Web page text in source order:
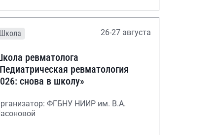
Школа 26-27 августа
ревматолога
ревматология
снова в школу»
ФГБНУ НИИР им. В.А.